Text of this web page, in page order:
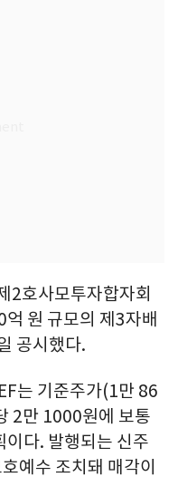
2호사모투자합자회
원 규모의 제3자배
공시했다.
는 기준주가(1만 86
2만 1000원에 보통
다. 발행되는 신주
예수 조치돼 매각이